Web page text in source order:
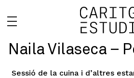
Naila Vilaseca –
Sessió de la cuina i d’altres